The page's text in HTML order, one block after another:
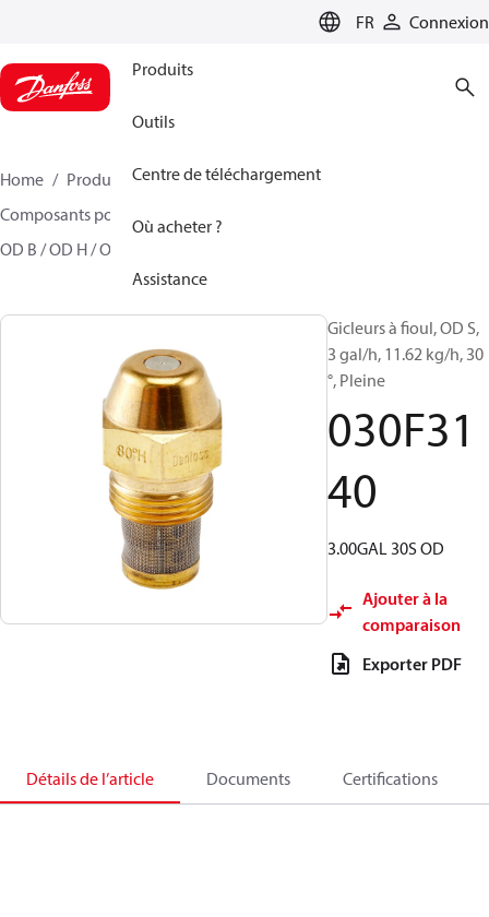
FR Connexion
Produits
Outils
Centre de téléchargement
Où acheter ?
Assistance
Home Produits
Climate Solutions - chauffage
Composants pour brûleur
OD B / OD H / OD S
Gicleurs à fioul, OD S,
3 gal/h, 11.62 kg/h, 30
°, Pleine
030F31
40
3.00GAL 30S OD
Ajouter à la
comparaison
Exporter PDF
Détails de l’article Documents Certifications